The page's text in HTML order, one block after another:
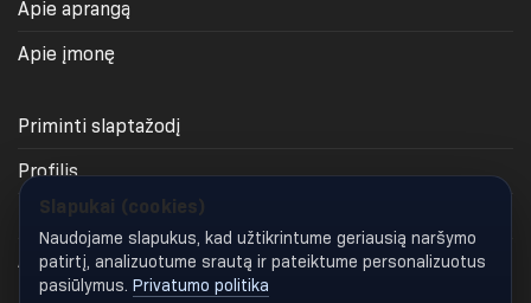
Apie aprangą
Apie įmonę
Priminti slaptažodį
Profilis
Krepšelis
Apmokėjimas
Slapukai (cookies)
Naudojame slapukus, kad užtikrintume geriausią naršymo
patirtį, analizuotume srautą ir pateiktume personalizuotus
pasiūlymus. Privatumo politika